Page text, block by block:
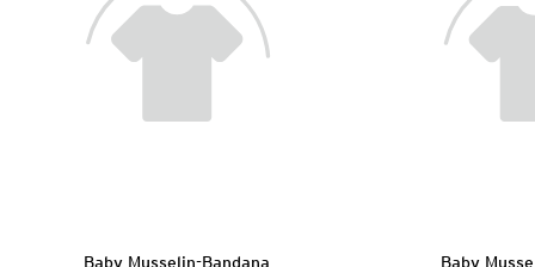
Baby Musselin-Bandana Baby